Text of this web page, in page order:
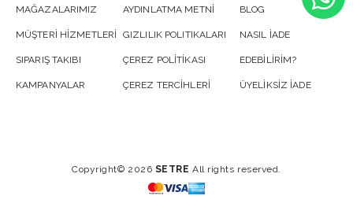
MAĞAZALARIMIZ
MÜŞTERİ HİZMETLERİ
SIPARIŞ TAKIBI
KAMPANYALAR
AYDINLATMA METNİ
GIZLILIK POLITIKALARI
ÇEREZ POLİTİKASI
ÇEREZ TERCİHLERİ
BLOG
NASIL İADE
EDEBİLİRİM?
ÜYELİKSİZ İADE
Copyright© 2026 SETRE All rights reserved.